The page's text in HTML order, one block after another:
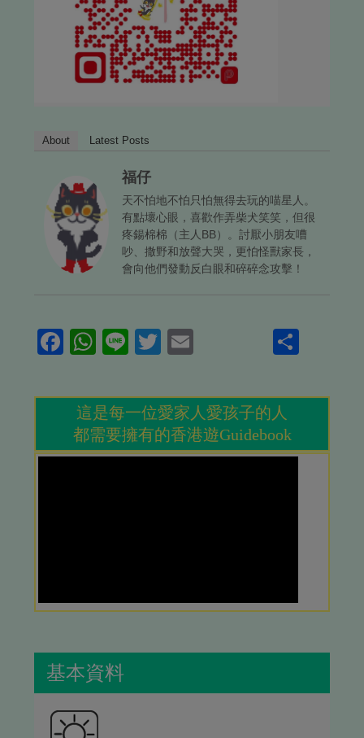
About Latest Posts
福仔
天不怕地不怕只怕無得去玩的喵星人。
有點壞心眼，喜歡作弄柴犬笑笑，但很
疼鍚棉棉（主人BB）。討厭小朋友嘈
吵、撒野和放聲大哭，更怕怪獸家長，
會向他們發動反白眼和碎碎念攻擊！
Facebook
WhatsApp
LineTwitter
這是每一位愛家人愛孩子的人
都需要擁有的香港遊Guidebook
基本資料